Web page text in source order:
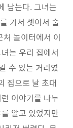
남는다. 그녀는
가서 셋이서 술
놀이터에서 이
는 우리 집에서
수 있는 거리였
집으로 날 초대
이야기를 나누
알고 있었지만